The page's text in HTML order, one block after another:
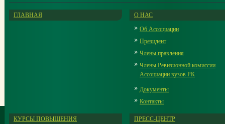
ГЛАВНАЯ
О НАС
Об Ассоциации
Президент
Члены правления
Члены Ревизионной комиссии
Ассоциации вузов РК
Документы
Контакты
КУРСЫ ПОВЫШЕНИЯ
ПРЕСС-ЦЕНТР